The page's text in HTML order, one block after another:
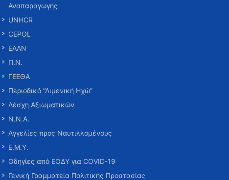
Αναπαραγωγής
UNHCR
CEPOL
ΕΑΑΝ
Π.Ν.
ΓΕΕΘΑ
Περιοδικό “Λιμενική Ηχώ”
Λέσχη Αξιωματικών
Ν.Ν.Α.
Αγγελίες προς Ναυτιλλομένους
Ε.Μ.Υ.
Οδηγίες από ΕΟΔΥ για COVID-19
Γενική Γραμματεία Πολιτικής Προστασίας